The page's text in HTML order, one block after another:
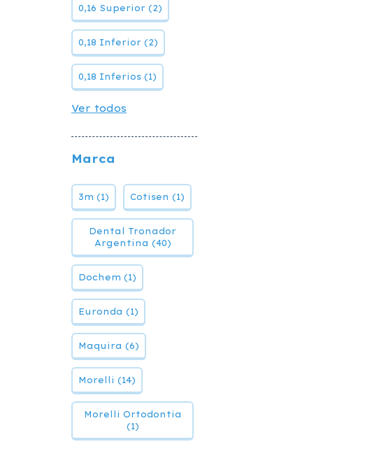
0,16 Superior (2)
0,18 Inferior (2)
0,18 Inferios (1)
Ver todos
Marca
3m (1) Cotisen (1)
Dental Tronador
Argentina (40)
Dochem (1)
Euronda (1)
Maquira (6)
Morelli (14)
Morelli Ortodontia
(1)